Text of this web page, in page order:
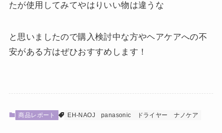
たが使用してみてやはりいい物は違うな
と思いましたので購入検討中な方やヘアケアへの不
安がある方はぜひおすすめします！
商品レポート EH-NAOJ panasonic ドライヤー ナノケア